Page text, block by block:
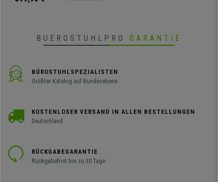
BUEROSTUHLPRO GARANTIE
BÜROSTUHLSPEZIALISTEN
Größter Katalog auf Bundesebene
KOSTENLOSER VERSAND IN ALLEN BESTELLUNGEN
Deutschland
RÜCKGABEGARANTIE
Rückgabefrist bis zu 30 Tage